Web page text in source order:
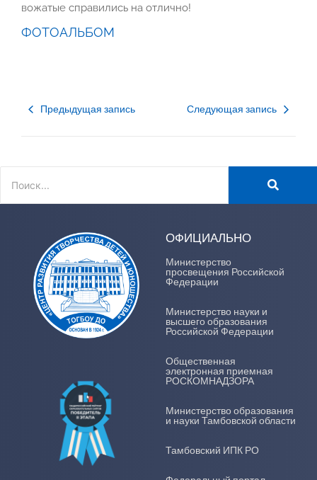
вожатые справились на отлично!
ФОТОАЛЬБОМ
Предыдущая запись Следующая запись
ОФИЦИАЛЬНО
Министерство
просвещения Российской
Федерации
Министерство науки и
высшего образования
Российской Федерации
Общественная
электронная приемная
РОСКОМНАДЗОРА
Министерство образования
и науки Тамбовской области
Тамбовский ИПК РО